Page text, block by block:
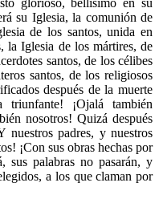
glorioso, bellísimo en su
su Iglesia, la comunión de
de los santos, unida en
la Iglesia de los mártires, de
santos, de los célibes
santos, de los religiosos
después de la muerte
¡Ojalá también
nosotros! Quizá después
nuestros padres, y nuestros
¡Con sus obras hechas por
palabras no pasarán, y
a los que claman por